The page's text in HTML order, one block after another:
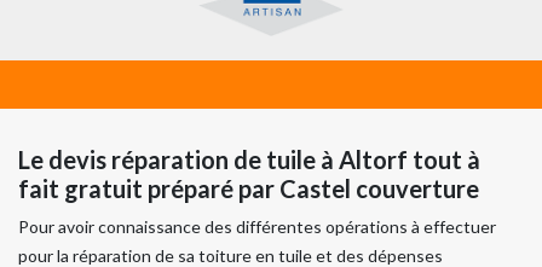
Le devis réparation de tuile à Altorf tout à
fait gratuit préparé par Castel couverture
Pour avoir connaissance des différentes opérations à effectuer
pour la réparation de sa toiture en tuile et des dépenses